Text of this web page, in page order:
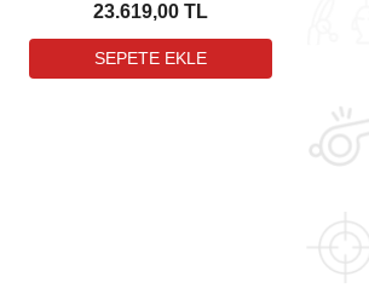
23.619,00 TL